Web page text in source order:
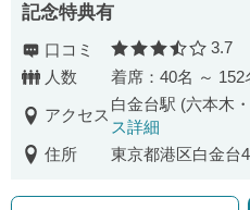
記念特典有
口コミ 口コ
3.7
人数
着席：40名 ～ 152
アクセス
白金台駅 (六本木
ス詳細
住所
東京都港区白金台